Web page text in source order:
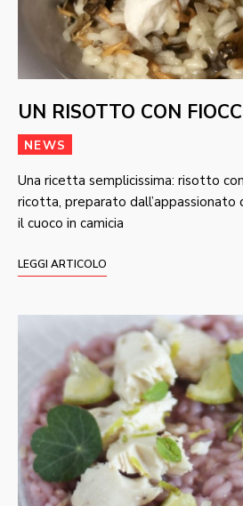
UN RISOTTO CON
NEWS
Una ricetta semplicissima: risotto
ricotta, preparato dall’appassionato
il cuoco in camicia
LEGGI ARTICOLO